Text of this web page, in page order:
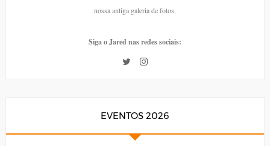
nossa antiga galeria de fotos.
Siga o Jared nas redes sociais:
EVENTOS 2026